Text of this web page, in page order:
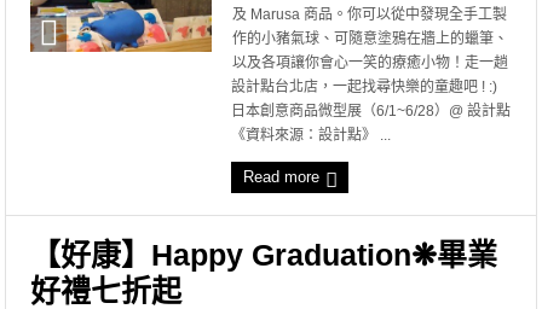
及 Marusa 商品。你可以從中發現全手工製
作的小豬氣球、可隨意塗鴉在牆上的蠟筆、
以及各項讓你會心一笑的療癒小物！走一趟
設計點台北店，一起找尋快樂的童趣吧 ! :)
日本創意商品微型展（6/1~6/28）@ 設計點
《資料來源：設計點》 ...
Read more
【好康】Happy Graduation❋畢業
好禮七折起